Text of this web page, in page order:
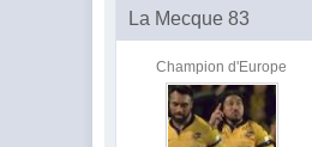
La Mecque 83
Champion d'Europe